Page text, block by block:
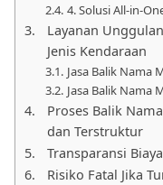
4. Solusi All-in-
Layanan
Jenis Kendaraan
Jasa Balik Nama
Jasa Balik Nama
Proses Balik
dan Terstruktur
Transparansi
Risiko Fatal Jika